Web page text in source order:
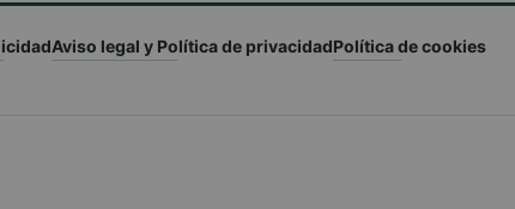
Aviso legal y Política de privacidadPolítica de cookies